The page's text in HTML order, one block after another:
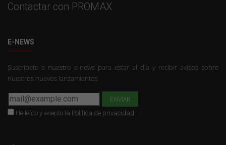
Contactar con PROMAX
E-NEWS
Suscríbete a nuestro e-news para estar al día y recibir avisos sobre
nuestros nuevos lanzamientos
He leído y acepto la Política de privacidad